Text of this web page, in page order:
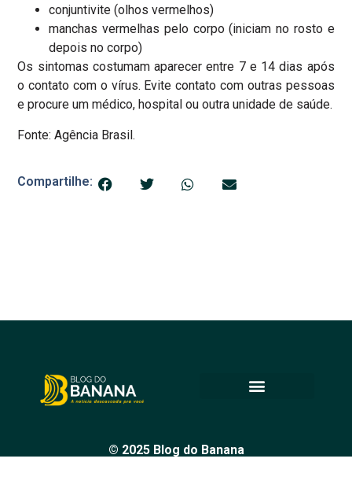
conjuntivite (olhos vermelhos)
manchas vermelhas pelo corpo (iniciam no rosto e
depois no corpo)
Os sintomas costumam aparecer entre 7 e 14 dias após
o contato com o vírus. Evite contato com outras pessoas
e procure um médico, hospital ou outra unidade de saúde.
Fonte: Agência Brasil.
Compartilhe:
© 2025 Blog do Banana